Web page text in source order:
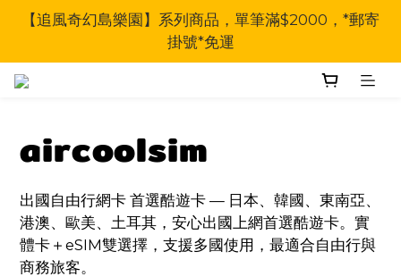
【追風奇幻島樂園】系列商品，單筆滿$2000，*郵寄
掛號*免運
aircoolsim
出國自由行網卡 首選酷遊卡 — 日本、韓國、東南亞、
港澳、歐美、土耳其，安心出國上網首選酷遊卡。實
體卡＋eSIM雙選擇，支援多國使用，最適合自由行與
商務旅客。